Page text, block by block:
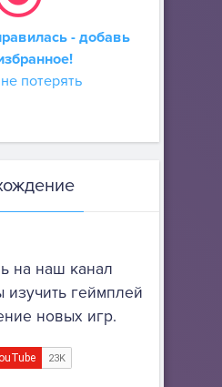
- добавь
потерять
на наш канал
изучить геймплей
новых игр.